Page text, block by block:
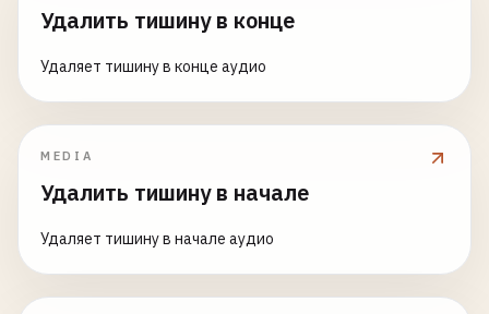
Удалить тишину в конце
Удаляет тишину в конце аудио
MEDIA
Удалить тишину в начале
Удаляет тишину в начале аудио